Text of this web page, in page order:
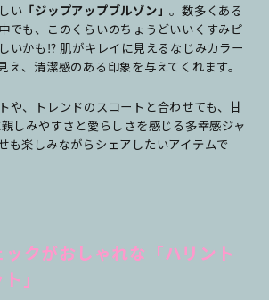
い 「ジップアップブルゾン」。数多くある
でも、このくらいのちょうどいいくすみピ
いかも⁉︎ 肌がキレイに見えるなじみカラー
え、清潔感のある印象を与えてくれます。
や、トレンドのスコートと合わせても、甘
しみやすさと愛らしさを感じる多幸感ジャ
も楽しみながらシェアしたいアイテムで
ックがおしゃれな「ハリント
」